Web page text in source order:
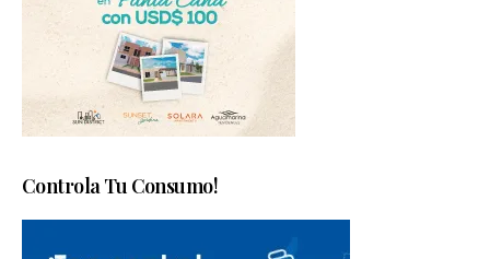
Controla Tu Consumo!